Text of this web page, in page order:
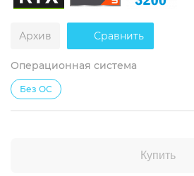
Сверхбыстрый M.2 SSD NVME
Архив Сравнить
Операционная система
Без ОС
Купить